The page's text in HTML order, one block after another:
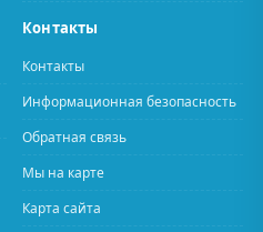
Контакты
Контакты
Информационная безопасность
Обратная связь
Мы на карте
Карта сайта